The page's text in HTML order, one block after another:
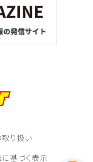
り扱い
基づく表示